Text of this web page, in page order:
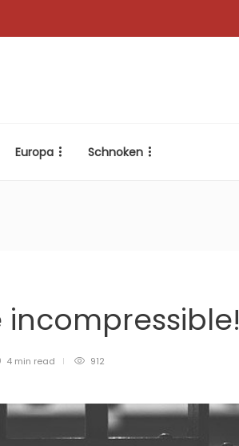
Europa Schnoken
incompressible!
4 min read 912